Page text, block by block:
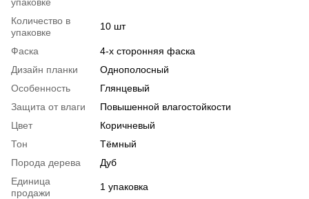
Количество в
упаковке
10 шт
Фаска
4-х сторонняя фаска
Дизайн планки
Однополосный
Особенность
Глянцевый
Защита от влаги
Повышенной влагостойкости
Цвет
Коричневый
Тон
Тёмный
Порода дерева
Дуб
Единица
продажи
1 упаковка